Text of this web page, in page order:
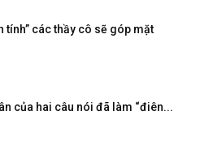
tính” các thầy cô sẽ góp mặt
của hai câu nói đã làm “điên...